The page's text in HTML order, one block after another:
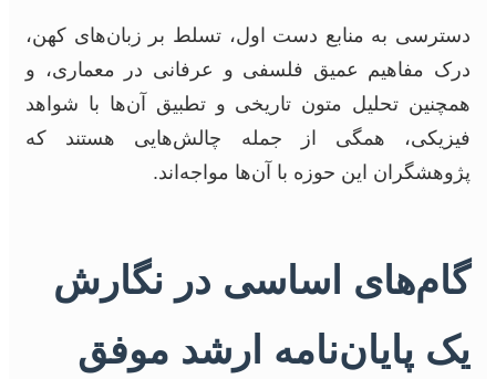
دسترسی به منابع دست اول، تسلط بر زبان‌های کهن،
درک مفاهیم عمیق فلسفی و عرفانی در معماری، و
همچنین تحلیل متون تاریخی و تطبیق آن‌ها با شواهد
فیزیکی، همگی از جمله چالش‌هایی هستند که
پژوهشگران این حوزه با آن‌ها مواجه‌اند.
گام‌های اساسی در نگارش
یک پایان‌نامه ارشد موفق